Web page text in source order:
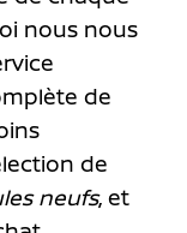
nous nous
de
de
neufs, et